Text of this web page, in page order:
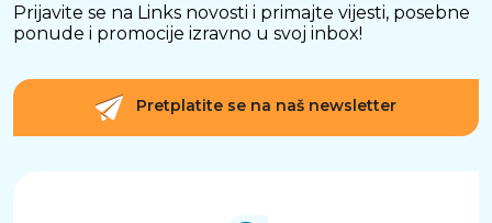
Prijavite se na Links novosti i primajte vijesti, posebne
ponude i promocije izravno u svoj inbox!
Pretplatite se na naš newsletter